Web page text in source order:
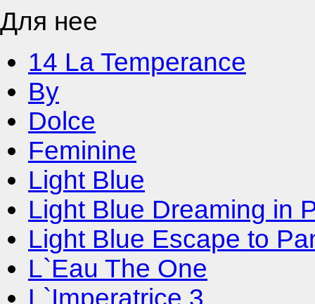
Для нее
14 La Temperance
By
Dolce
Feminine
Light Blue
Light Blue Dreaming in
Light Blue Escape to
L`Eau The One
L`Imperatrice 3